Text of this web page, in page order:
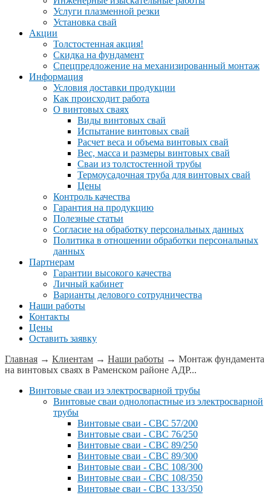
Услуги плазменной резки
Установка свай
Акции
Толстостенная акция!
Скидка на фундамент
Спецпредложение на механизированный монтаж
Информация
Условия доставки продукции
Как происходит работа
О винтовых сваях
Виды винтовых свай
Испытание винтовых свай
Расчет веса и объема винтовых свай
Вес, масса и размеры винтовых свай
Сваи из толстостенной трубы
Термоусадочная труба для винтовых свай
Цены
Контроль качества
Гарантия на продукцию
Полезные статьи
Согласие на обработку персональных данных
Политика в отношении обработки персональных
данных
Партнерам
Гарантии высокого качества
Личный кабинет
Варианты делового сотрудничества
Наши работы
Контакты
Цены
Оставить заявку
Главная → Клиентам → Наши работы → Монтаж фундамента
на винтовых сваях в Раменском районе АДР...
Винтовые сваи из электросварной трубы
Винтовые сваи однолопастные из электросварной
трубы
Винтовые сваи - СВС 57/200
Винтовые сваи - СВС 76/250
Винтовые сваи - СВС 89/250
Винтовые сваи - СВС 89/300
Винтовые сваи - СВС 108/300
Винтовые сваи - СВС 108/350
Винтовые сваи - СВС 133/350